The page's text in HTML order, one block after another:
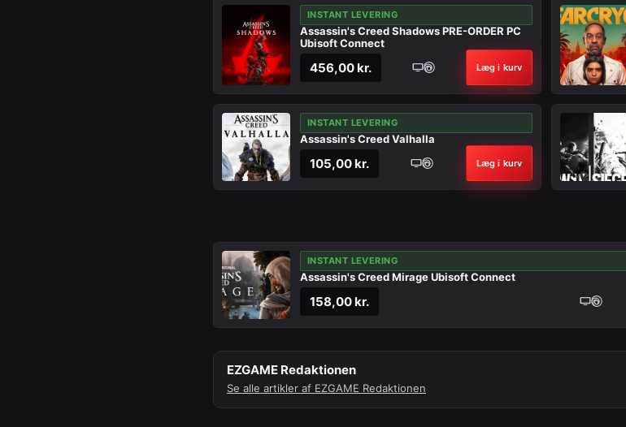
INSTANT LEVERING
Assassin's Creed Shadows PRE-ORDER PC
Ubisoft Connect
456,00 kr. Læg i kurv
INSTANT LEVERING
Assassin's Creed Valhalla
105,00 kr. Læg i kurv
INSTANT LEVERING
Assassin's Creed Mirage Ubisoft Connect
158,00 kr.
EZGAME Redaktionen
Se alle artikler af EZGAME Redaktionen